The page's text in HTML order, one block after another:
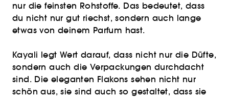
nur die feinsten Rohstoffe. Das bedeutet, dass
du nicht nur gut riechst, sondern auch lange
etwas von deinem Parfum hast.
Kayali legt Wert darauf, dass nicht nur die Düfte,
sondern auch die Verpackungen durchdacht
sind. Die eleganten Flakons sehen nicht nur
schön aus, sie sind auch so gestaltet, dass sie